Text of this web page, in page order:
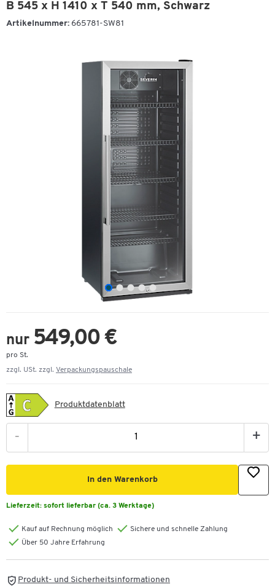
B 545 x H 1410 x T 540 mm, Schwarz
Artikelnummer: 665781-SW81
nur 549,00 €
pro St.
zzgl. USt. zzgl. Verpackungspauschale
Produktdatenblatt
- +
In den Warenkorb
Lieferzeit: sofort lieferbar (ca. 3 Werktage)
Kauf auf Rechnung möglich
Sichere und schnelle Zahlung
Über 50 Jahre Erfahrung
Produkt- und Sicherheitsinformationen